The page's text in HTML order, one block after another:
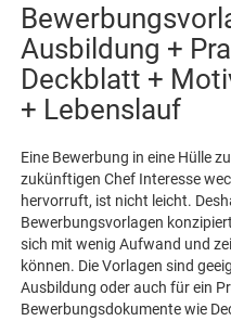
Ausbildung +
Deckblatt +
+ Lebenslauf
Eine Bewerbung in eine Hülle
zukünftigen Chef Interesse
hervorruft, ist nicht leicht.
Bewerbungsvorlagen
sich mit wenig Aufwand und
können. Die Vorlagen sind
Ausbildung oder auch für ein
Bewerbungsdokumente wie